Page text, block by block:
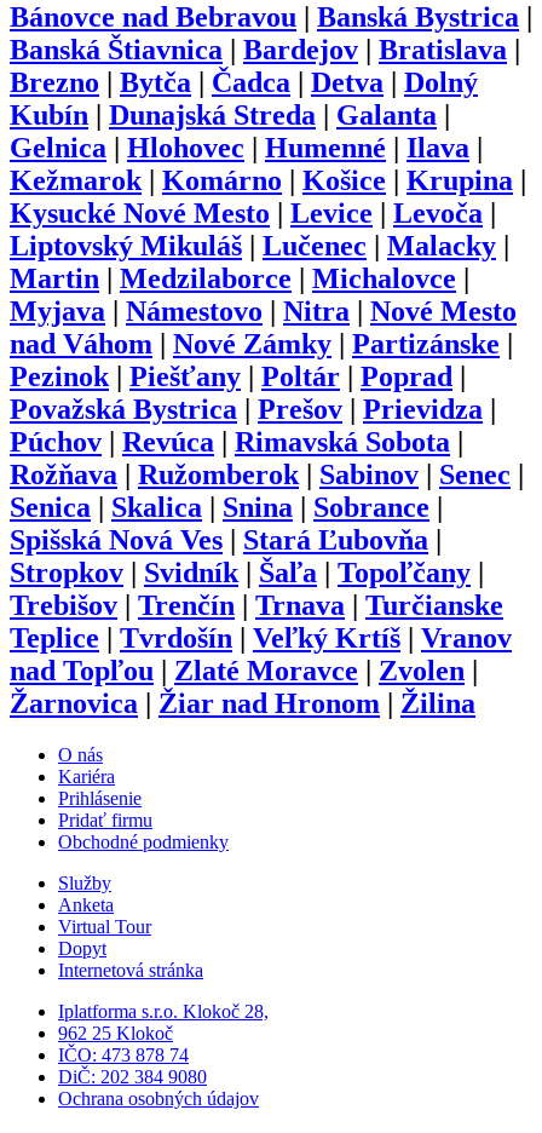
Bánovce nad Bebravou Banská Bystrica
Banská Štiavnica
Bardejov Bratislava
Brezno
Bytča Čadca Detva
Dolný
Kubín
Dunajská Streda Galanta
Gelnica
Hlohovec Humenné Ilava
Kežmarok| Komárno Košice Krupina
Kysucké Nové Mesto
Levice Levoča
Liptovský Mikuláš
Lučenec Malacky
Martin
Medzilaborce Michalovce
Myjava
Námestovo Nitra
Nové Mesto
nad Váhom
Nové Zámky Partizánske
Pezinok| Piešťany Poltár Poprad
Považská Bystrica
Prešov Prievidza
Púchov
Revúca Rimavská Sobota
Rožňava
Ružomberok| Sabinov Senec
Senica
Skalica Snina Sobrance
Spišská Nová Ves
Stará Ľubovňa
Stropkov
Svidník| Šaľa Topoľčany
Trebišov
Trenčín Trnava
Turčianske
Teplice
Tvrdošín Veľký Krtíš
Vranov
nad Topľou
Zlaté Moravce Zvolen
Žarnovica
Žiar nad Hronom Žilina
O nás
Kariéra
Prihlásenie
Pridať firmu
Obchodné podmienky
Služby
Anketa
Virtual Tour
Dopyt
Internetová stránka
Iplatforma s.r.o. Klokoč 28,
962 25 Klokoč
IČO: 473 878 74
DiČ: 202 384 9080
Ochrana osobných údajov